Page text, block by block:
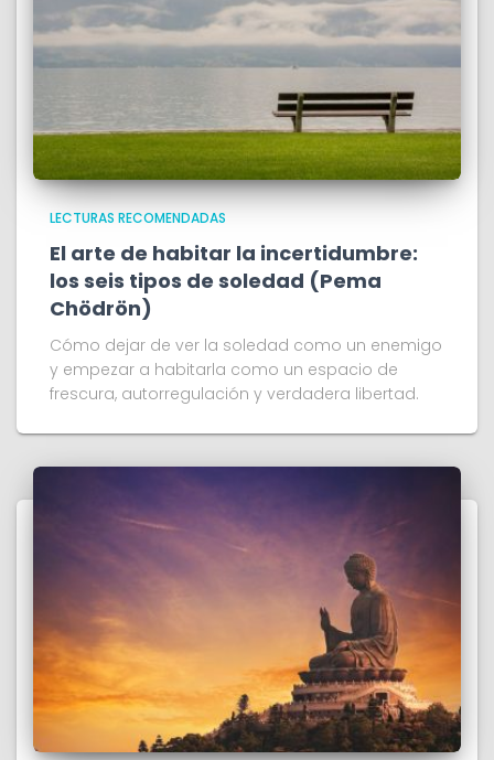
LECTURAS RECOMENDADAS
El arte de habitar la incertidumbre:
los seis tipos de soledad (Pema
Chödrön)
Cómo dejar de ver la soledad como un enemigo
y empezar a habitarla como un espacio de
frescura, autorregulación y verdadera libertad.